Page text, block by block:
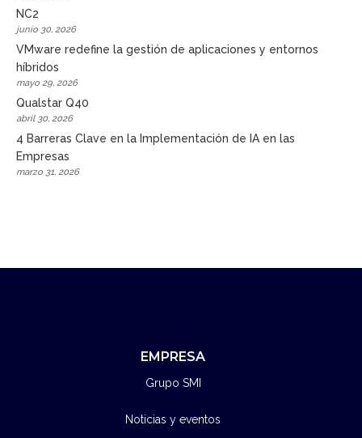
NC2
junio 30, 2026
VMware redefine la gestión de aplicaciones y entornos
híbridos
mayo 29, 2026
Qualstar Q40
abril 30, 2026
4 Barreras Clave en la Implementación de IA en las
Empresas
marzo 31, 2026
EMPRESA
Grupo SMI
Noticias y eventos